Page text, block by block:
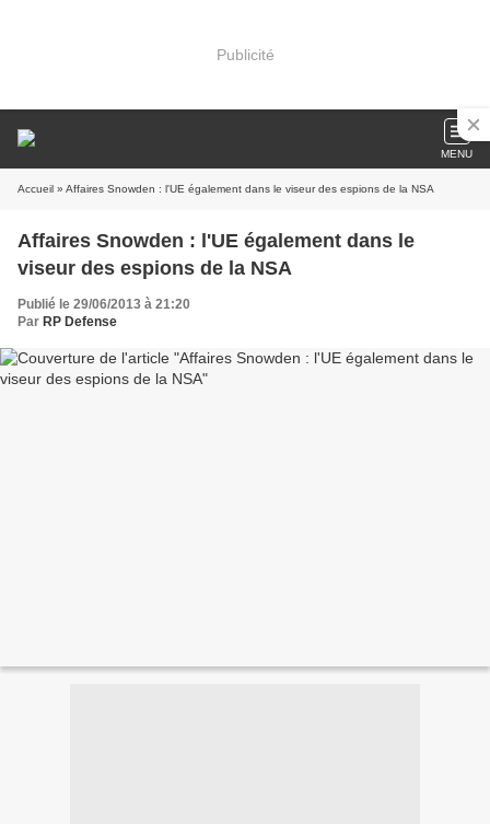
Publicité
MENU
Accueil » Affaires Snowden : l'UE également dans le viseur des espions de la NSA
Affaires Snowden : l'UE également dans le
viseur des espions de la NSA
Publié le 29/06/2013 à 21:20
Par RP Defense